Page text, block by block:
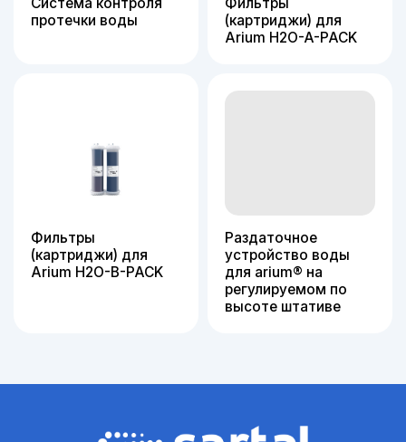
протечки воды
(картриджи) для
Arium H2O-A-PACK
Фильтры
(картриджи) для
Arium H2O-B-PACK
Раздаточное
устройство воды
для arium® на
регулируемом по
высоте штативе